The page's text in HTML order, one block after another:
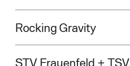
Rocking Gravity
STV Frauenfeld + TSV